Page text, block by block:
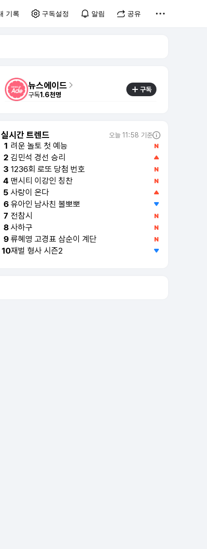
기록 구독설정 알림 공유
뉴스에이드
구독1.6천명
구독
실시간 트렌드 오늘 11:58 기준
1 려운 놀토 첫 예능
2 김민석 경선 승리
3 1236회 로또 당첨 번호
4 맨시티 이강인 칭찬
5 사랑이 온다
6 유아인 남사친 볼뽀뽀
7 전참시
8 사하구
9 류혜영 고경표 삼순이 계단
10재벌 형사 시즌2